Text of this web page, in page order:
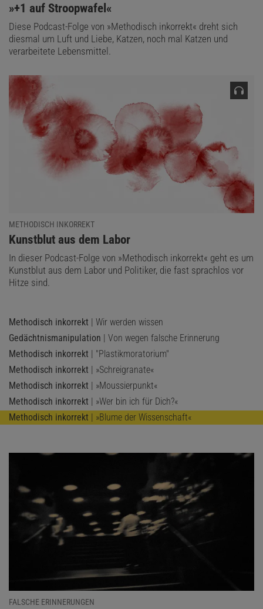
:
»+1 auf Stroopwafel«
Diese Podcast-Folge von »Methodisch inkorrekt« dreht sich
diesmal um Luft und Liebe, Katzen, noch mal Katzen und
verarbeitete Lebensmittel.
METHODISCH INKORREKT
:
Kunstblut aus dem Labor
In dieser Podcast-Folge von »Methodisch inkorrekt« geht es um
Kunstblut aus dem Labor und Politiker, die fast sprachlos vor
Hitze sind.
Methodisch inkorrekt | Wir werden wissen
Gedächtnismanipulation | Von wegen falsche Erinnerung
Methodisch inkorrekt | "Plastikmoratorium"
Methodisch inkorrekt | »Schreigranate«
Methodisch inkorrekt | »Moussierpunkt«
Methodisch inkorrekt | »Wer bin ich für Dich?«
Methodisch inkorrekt | »Blume der Wissenschaft«
FALSCHE ERINNERUNGEN